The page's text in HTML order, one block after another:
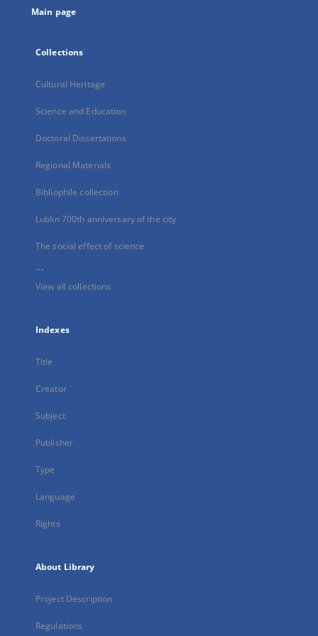
Main page
Collections
Cultural Heritage
Science and Education
Doctoral Dissertations
Regional Materials
Bibliophile collection
Lublin 700th anniversary of the city
The social effect of science
...
View all collections
Indexes
Title
Creator
Subject
Publisher
Type
Language
Rights
About Library
Project Description
Regulations